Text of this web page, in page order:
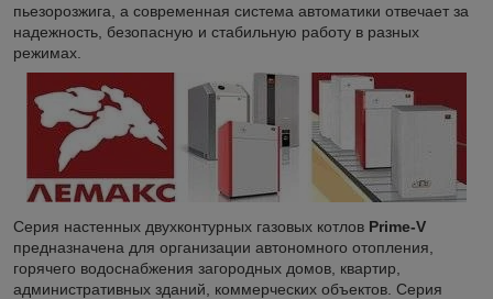
пьезорозжига, а современная система автоматики отвечает за
надежность, безопасную и стабильную работу в разных
режимах.
Серия настенных двухконтурных газовых котлов Prime-V
предназначена для организации автономного отопления,
горячего водоснабжения загородных домов, квартир,
административных зданий, коммерческих объектов. Серия